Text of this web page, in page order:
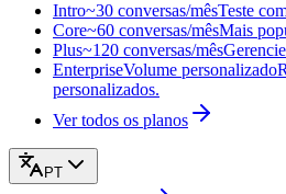
Intro~30 conversas/mêsTeste
Core~60 conversas/mêsMais
Plus~120 conversas/mês
EnterpriseVolume personalizado
personalizados.
Ver todos os planos
PT